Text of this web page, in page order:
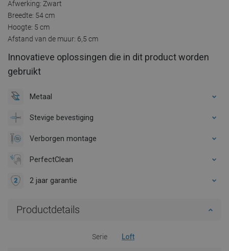
Afwerking: Zwart
Breedte: 54 cm
Hoogte: 5 cm
Afstand van de muur: 6,5 cm
Innovatieve oplossingen die in dit product worden
gebruikt
Metaal
Stevige bevestiging
Verborgen montage
PerfectClean
2 jaar garantie
Productdetails
Serie Loft